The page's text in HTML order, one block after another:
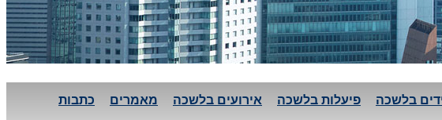
בלשכה פיעלות בלשכה אירועים בלשכה מאמרים כתבות